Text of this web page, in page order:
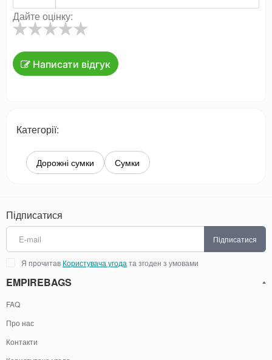
Дайте оцінку:
Написати відгук
Категорії:
Дорожні сумки Сумки
Підписатися
Підписатися
Я прочитав Користувача угода та згоден з умовами
EMPIREBAGS
FAQ
Про нас
Контакти